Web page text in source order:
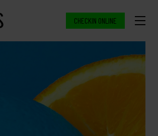
CHECKIN ONLINE